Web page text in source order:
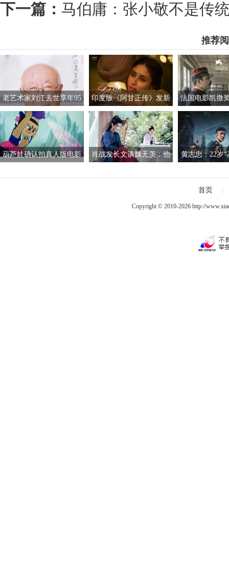
下一篇： 马伯庸：张小敬不是传
推荐
老艺术家刘江去世享年95
岁 曾饰演过胡汉三
印度版《阿甘正传》发新
海报 阿米尔汗与女主亮相
法国电影凯撒
风波 董事会成
葫芦娃确认拍真人版电影
肖战发长文谈魏无羡：他
黄志忠：22岁“
首页
Copyright © 2010-2026 http://